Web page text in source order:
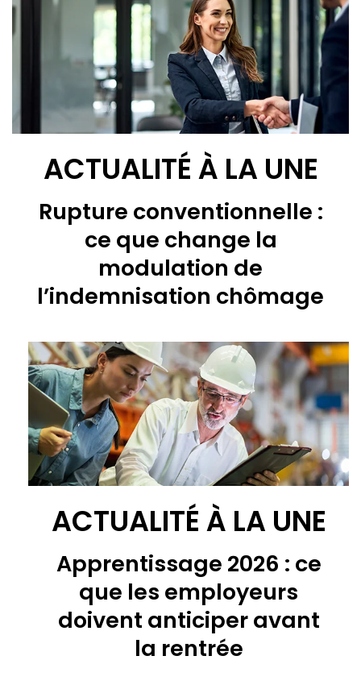
ACTUALITÉ À LA UNE
Rupture conventionnelle :
ce que change la
modulation de
l’indemnisation chômage
ACTUALITÉ À LA UNE
Apprentissage 2026 : ce
que les employeurs
doivent anticiper avant
la rentrée